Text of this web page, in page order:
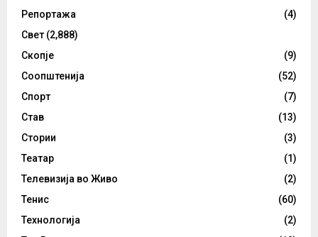
Репортажа
(4)
Свет (2,888)
Скопје
(9)
Соопштенија
(52)
Спорт
(7)
Став
(13)
Стории
(3)
Театар
(1)
Телевизија во Живо
(2)
Тенис
(60)
Технологија
(2)